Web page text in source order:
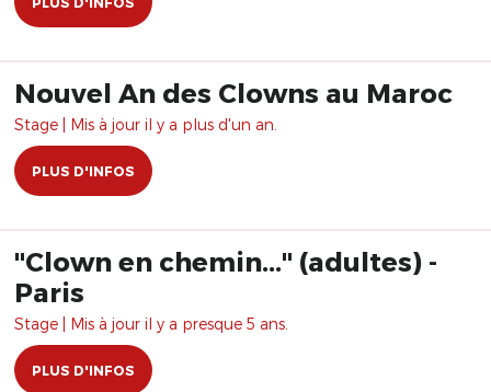
Nouvel An des Clowns au Maroc
Stage | Mis à jour il y a plus d'un an.
PLUS D'INFOS
"Clown en chemin..." (adultes) -
Paris
Stage | Mis à jour il y a presque 5 ans.
PLUS D'INFOS